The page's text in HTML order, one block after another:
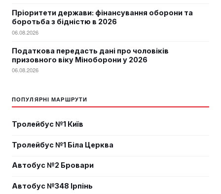
Пріоритети держави: фінансування оборони та
боротьба з бідністю в 2026
06.08.2026
Податкова передасть дані про чоловіків
призовного віку Міноборони у 2026
06.08.2026
ПОПУЛЯРНІ МАРШРУТИ
Тролейбус №1 Київ
Тролейбус №1 Біла Церква
Автобус №2 Бровари
Автобус №348 Ірпінь